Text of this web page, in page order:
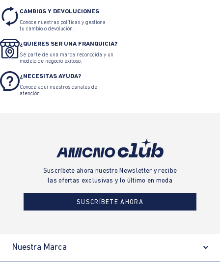
CAMBIOS Y DEVOLUCIONES
Conoce nuestras políticas y gestiona
tu cambio o devolución.
¿QUIERES SER UNA FRANQUICIA?
Sé parte de una marca reconocida y un
modelo de negocio exitoso.
¿NECESITAS AYUDA?
Conoce aquí nuestros canales de
atención.
Suscríbete ahora nuestro Newsletter y recibe
las ofertas exclusivas y lo último en moda
SUSCRÍBETE AHORA
Nuestra Marca